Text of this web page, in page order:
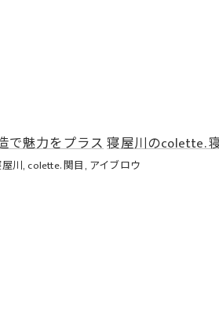
で魅力をプラス寝屋川のcolette.
川 colette. 関目 アイブロウ